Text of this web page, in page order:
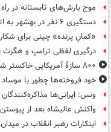
موج بارش‌های تابستانه در راه ۱۱ استان
دستگیری ۶ نفر در بهشهر به اتهام تشویش اذهان عمومی
«کمانِ پرنده» چینی برای
درگیری لفظی ترامپ و هگزث
۸۰۰ سازۀ آمریکایی خاکستر شد
خود فروخته‌ها چطور با
ونس: ایرانی‌ها
واکنش عالیشاه بعد از
ابتکارات رهبر انقلاب در